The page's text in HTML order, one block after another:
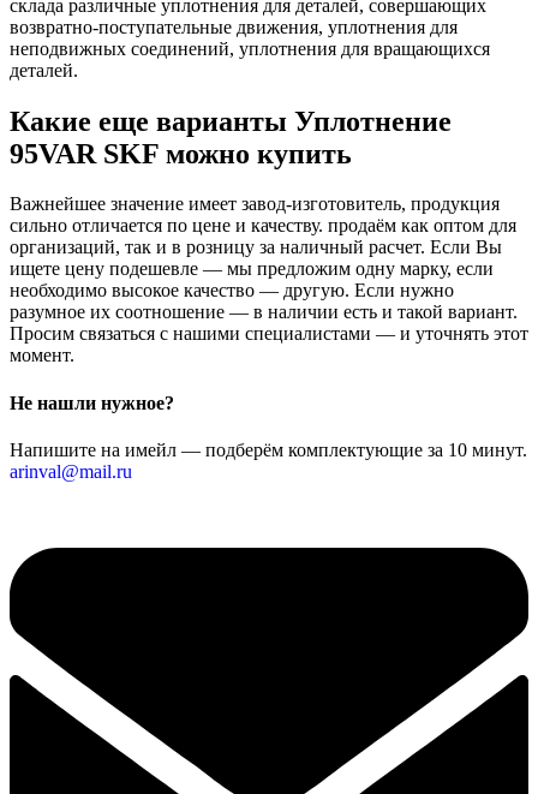
склада различные уплотнения для деталей, совершающих
возвратно-поступательные движения, уплотнения для
неподвижных соединений, уплотнения для вращающихся
деталей.
Какие еще варианты Уплотнение
95VAR SKF можно купить
Важнейшее значение имеет завод-изготовитель, продукция
сильно отличается по цене и качеству. продаём как оптом для
организаций, так и в розницу за наличный расчет. Если Вы
ищете цену подешевле — мы предложим одну марку, если
необходимо высокое качество — другую. Если нужно
разумное их соотношение — в наличии есть и такой вариант.
Просим связаться с нашими специалистами — и уточнять этот
момент.
Не нашли нужное?
Напишите на имейл — подберём комплектующие за 10 минут.
arinval@mail.ru